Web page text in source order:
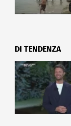
DI TENDENZA